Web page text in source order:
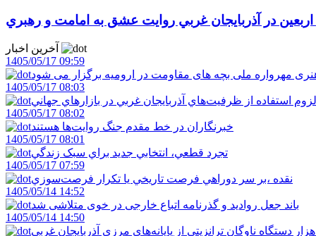
اربعين در آذربايجان غربي روايت عشق به امامت و رهبري
1405/05/17 09:59
مهرواره ملی بچه های مقاومت در ارومیه برگزار می شود
1405/05/17 08:03
لزوم استفاده از ظرفيت‌هاي آذربايجان غربي در بازارهاي جهاني
1405/05/17 08:02
خبرنگاران در خط مقدم جنگ روايت‌ها هستند
1405/05/17 08:01
تجرد قطعي، انتخابي جديد براي سبک زندگي
1405/05/17 07:59
نقده ،بر سر دوراهي فرصت تاريخي يا تکرار فرصت‌سوزي
1405/05/14 14:52
باند جعل روادید و گذرنامه اتباع خارجی در خوی متلاشی شد
1405/05/14 14:50